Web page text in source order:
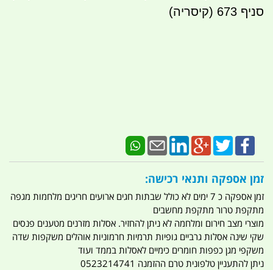
סניף 673 (קיסריה)
זמן אספקה ותנאי רכישה:
זמן אספקה כ 7 ימים לא כולל שבתות חגים ארועים חריגים מלחמות מגפה
מתקפת טרור מתקפת מחשבים
מוצרי מצב חירום ומלחמה לא ניתן להחזיר. אסלות מזרנים מטענים פנסים
שקי שינה אסלות גרביים גופיות תרמיות חרמוניות אוהלים משקפות שדה
משקפי מגן כפפות חומרים כימיים לאסלות בממד ועוד
ניתן להתעניין טלפונית טרם ההזמנה 0523214741